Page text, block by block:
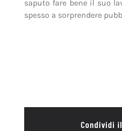
saputo fare bene il suo
spesso a sorprendere
Condividi